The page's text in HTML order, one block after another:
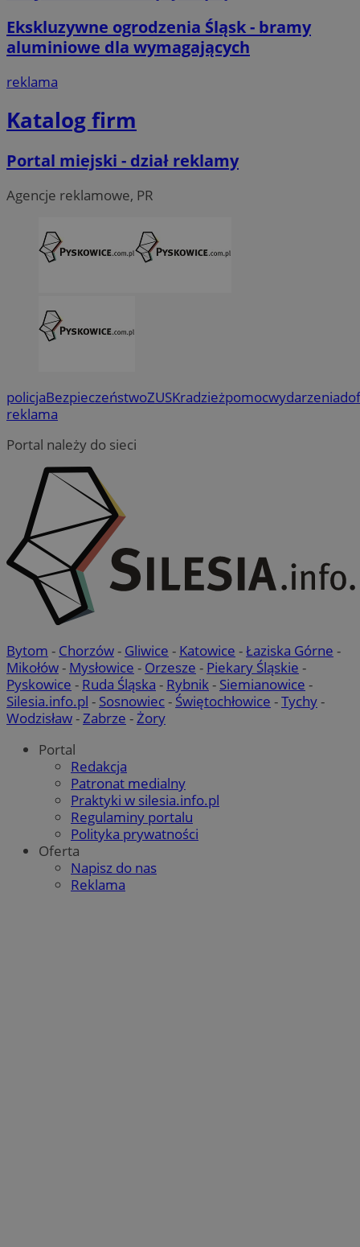
Ekskluzywne ogrodzenia Śląsk - bramy
aluminiowe dla wymagających
reklama
Katalog firm
Portal miejski - dział reklamy
Agencje reklamowe, PR
policjaBezpieczeństwoZUSKradzieżpomocwydarzenia
reklama
Portal należy do sieci
Bytom - Chorzów- Gliwice - Katowice -Łaziska Górne -
Mikołów- Mysłowice - Orzesze - Piekary Śląskie -
Pyskowice - Ruda Śląska - Rybnik- Siemianowice -
Silesia.info.pl - Sosnowiec- Świętochłowice -Tychy-
Wodzisław-Zabrze -Żory
Portal
Redakcja
Patronat medialny
Praktyki w silesia.info.pl
Regulaminy portalu
Polityka prywatności
Oferta
Napisz do nas
Reklama